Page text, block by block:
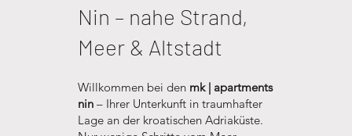
Nin – nahe Strand,
Meer & Altstadt
Willkommen bei den mk | apartments
nin– Ihrer Unterkunft in traumhafter
Lage an der kroatischen Adriaküste.